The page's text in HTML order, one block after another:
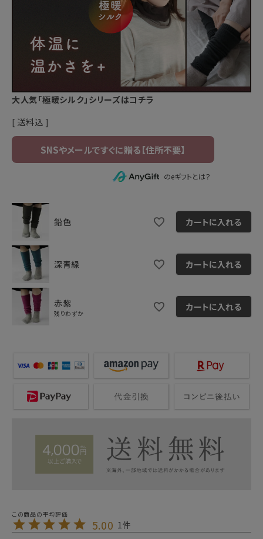
大人気「極暖シルク」シリーズはコチラ
送料込
のeギフトとは？
鉛色 カートに入れる
深青緑 カートに入れる
赤紫
残りわずか
カートに入れる
5.00 1